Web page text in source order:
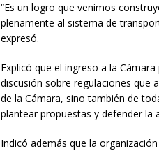
“Es un logro que venimos
plenamente al sistema de
expresó.
Explicó que el ingreso a la
discusión sobre regulaciones que
de la Cámara, sino también de
plantear propuestas y defender la
Indicó además que la